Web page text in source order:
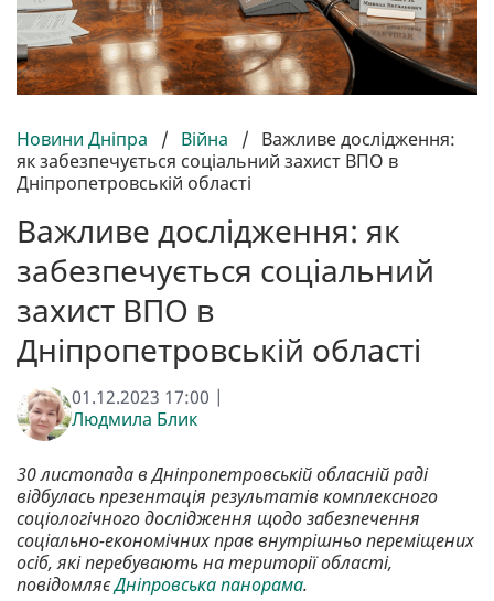
Новини Дніпра / Війна / Важливе дослідження:
як забезпечується соціальний захист ВПО в
Дніпропетровській області
Важливе дослідження: як
забезпечується соціальний
захист ВПО в
Дніпропетровській області
01.12.2023 17:00 |
Людмила Блик
30 листопада в Дніпропетровській обласній раді
відбулась презентація результатів комплексного
соціологічного дослідження щодо забезпечення
соціально-економічних прав внутрішньо переміщених
осіб, які перебувають на території області,
повідомляєДніпровська панорама.